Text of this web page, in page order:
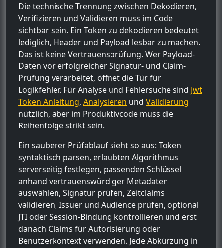
Die technische Trennung zwischen Dekodieren,
Verifizieren und Validieren muss im Code
sichtbar sein. Ein Token zu dekodieren bedeutet
lediglich, Header und Payload lesbar zu machen.
Das ist keine Vertrauensprüfung. Wer Payload-
Daten vor erfolgreicher Signatur- und Claim-
Prüfung verarbeitet, öffnet die Tür für
Logikfehler. Für Analyse und Fehlersuche sind Jwt
Token Anleitung, Analysieren und Validierung
nützlich, aber im Produktivcode muss die
Reihenfolge strikt sein.
Ein sauberer Prüfablauf sieht so aus: Token
syntaktisch parsen, erlaubten Algorithmus
serverseitig festlegen, passenden Schlüssel
anhand vertrauenswürdiger Metadaten
auswählen, Signatur prüfen, Zeitclaims
validieren, Issuer und Audience prüfen, optional
JTI oder Session-Bindung kontrollieren und erst
danach Claims für Autorisierung oder
Benutzerkontext verwenden. Jede Abkürzung in